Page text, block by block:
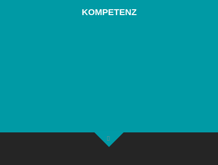
KOMPETENZ